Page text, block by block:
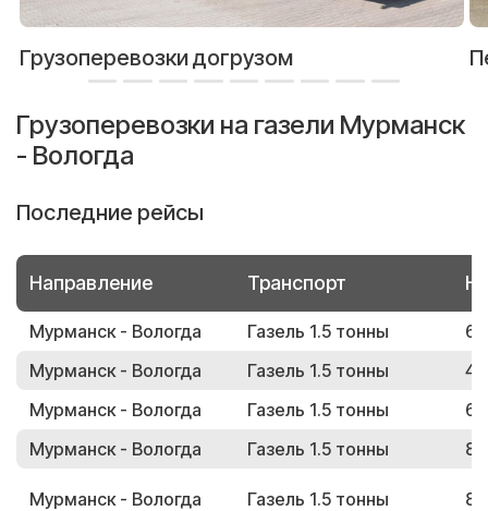
Грузоперевозки догрузом
Грузоперевозки на газели Мурманск
- Вологда
Последние рейсы
Направление Транспорт
Мурманск - Вологда Газель 1.5 тонны
Мурманск - Вологда
Газель 1.5 тонны
Мурманск - Вологда
Газель 1.5 тонны
Мурманск - Вологда
Газель 1.5 тонны
Мурманск - Вологда Газель 1.5 тонны